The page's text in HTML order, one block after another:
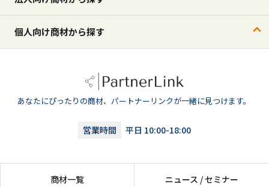
個人向け商材から探す
あなたにぴったりの商材、パートナーリンクが一緒に見つけます。
営業時間 平日 10:00-18:00
商材一覧 ニュース / セミナー